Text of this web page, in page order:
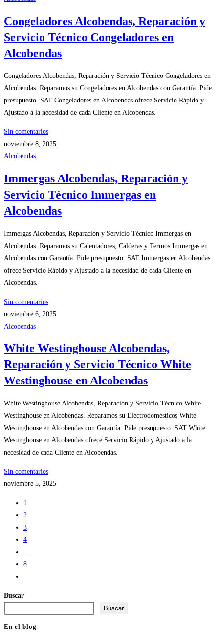
Congeladores Alcobendas, Reparación y
Servicio Técnico Congeladores en
Alcobendas
Congeladores Alcobendas, Reparación y Servicio Técnico Congeladores en
Alcobendas. Reparamos su Congeladores en Alcobendas con Garantía. Pide
presupuesto. SAT Congeladores en Alcobendas ofrece Servicio Rápido y
Ajustado a la necesidad de cada Cliente en Alcobendas.
Sin comentarios
noviembre 8, 2025
Alcobendas
Immergas Alcobendas, Reparación y
Servicio Técnico Immergas en
Alcobendas
Immergas Alcobendas, Reparación y Servicio Técnico Immergas en
Alcobendas. Reparamos su Calentadores, Calderas y Termos Immergas en
Alcobendas con Garantía. Pide presupuesto. SAT Immergas en Alcobendas
ofrece Servicio Rápido y Ajustado a la necesidad de cada Cliente en
Alcobendas.
Sin comentarios
noviembre 6, 2025
Alcobendas
White Westinghouse Alcobendas,
Reparación y Servicio Técnico White
Westinghouse en Alcobendas
White Westinghouse Alcobendas, Reparación y Servicio Técnico White
Westinghouse en Alcobendas. Reparamos su Electrodomésticos White
Westinghouse en Alcobendas con Garantía. Pide presupuesto. SAT White
Westinghouse en Alcobendas ofrece Servicio Rápido y Ajustado a la
necesidad de cada Cliente en Alcobendas.
Sin comentarios
noviembre 5, 2025
1
2
3
4
8
la
página
siguiente
Buscar
Buscar
En el blog